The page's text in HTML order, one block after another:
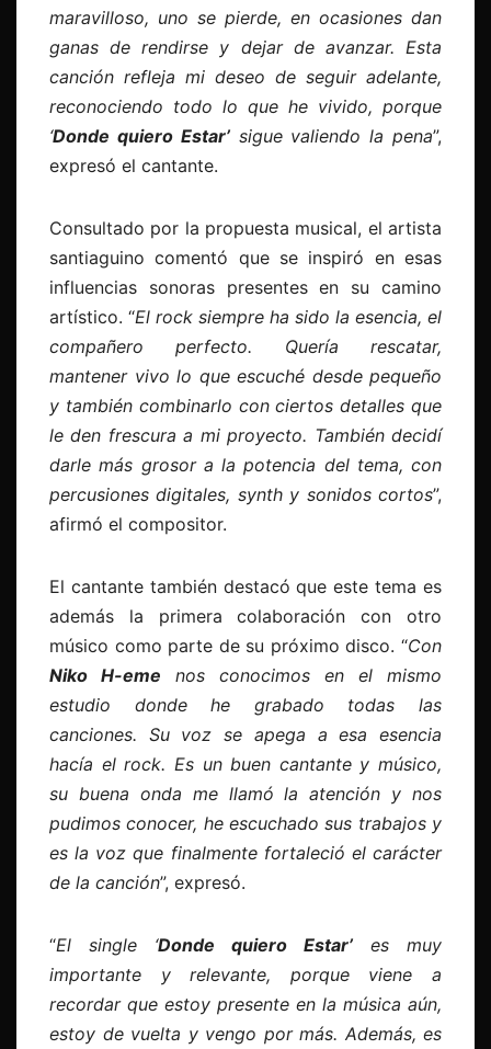
maravilloso, uno se pierde, en ocasiones dan
ganas de rendirse y dejar de avanzar. Esta
canción refleja mi deseo de seguir adelante,
reconociendo todo lo que he vivido, porque
‘Donde quiero Estar’sigue valiendo la pena”,
expresó el cantante.
Consultado por la propuesta musical, el artista
santiaguino comentó que se inspiró en esas
influencias sonoras presentes en su camino
artístico. “El rock siempre ha sido la esencia, el
compañero perfecto. Quería rescatar,
mantener vivo lo que escuché desde pequeño
y también combinarlo con ciertos detalles que
le den frescura a mi proyecto. También decidí
darle más grosor a la potencia del tema, con
percusiones digitales, synth y sonidos cortos”,
afirmó el compositor.
El cantante también destacó que este tema es
además la primera colaboración con otro
músico como parte de su próximo disco. “Con
Niko H-eme nos conocimos en el mismo
estudio donde he grabado todas las
canciones. Su voz se apega a esa esencia
hacía el rock. Es un buen cantante y músico,
su buena onda me llamó la atención y nos
pudimos conocer, he escuchado sus trabajos y
es la voz que finalmente fortaleció el carácter
de la canción”, expresó.
“El single ‘Donde quiero Estar’ es muy
importante y relevante, porque viene a
recordar que estoy presente en la música aún,
estoy de vuelta y vengo por más. Además, es